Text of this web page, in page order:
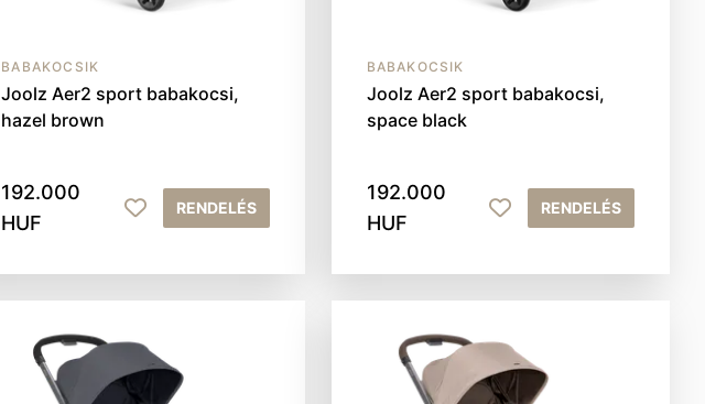
BABAKOCSIK
Joolz Aer2 sport babakocsi,
hazel brown
192.000
HUF
RENDELÉS
BABAKOCSIK
Joolz Aer2 sport babakocsi,
space black
192.000
HUF
RENDELÉS